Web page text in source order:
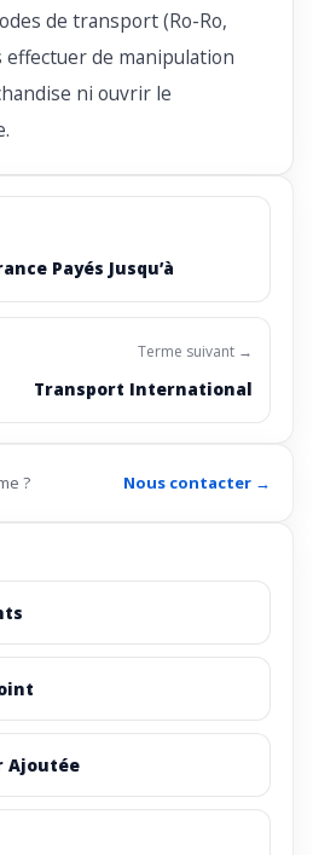
de transport (Ro-Ro,
de manipulation
ni ouvrir le
Payés Jusqu’à
Terme suivant →
Transport International
? Nous contacter →
Ajoutée